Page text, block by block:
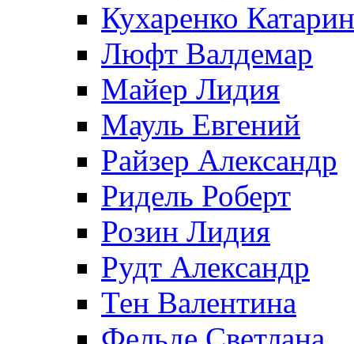
Кухаренко
Люфт Валдемaр
Майер Лидия
Мауль Евгений
Райзер Александр
Ридель Роберт
Розин Лидия
Рудт Александр
Тен Валентина